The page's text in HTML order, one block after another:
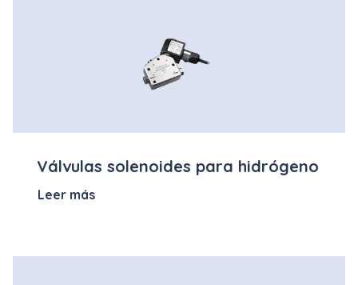
Válvulas solenoides para hidrógeno
Leer más